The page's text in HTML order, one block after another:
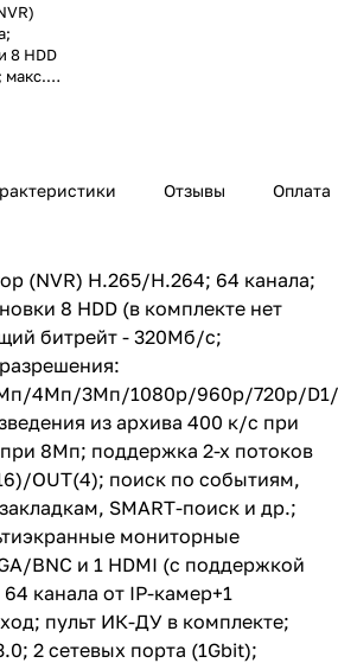
8 HDD
макс.
с;
CIF;
из
и до
и др.;
(с
аудио:
2.0,
со
ПО EZ
P2P
Отзывы Оплата
(NVR) H.265/H.264; 64 канала;
8 HDD (в комплекте нет
битрейт - 320Мб/с;
4Мп/3Мп/1080p/960p/720p/D1/
из архива 400 к/с при
8Мп; поддержка 2-х потоков
OUT(4); поиск по событиям,
SMART-поиск и др.;
мониторные
BNC и 1 HDMI (с поддержкой
канала от IP-камер+1
пульт ИК-ДУ в комплекте;
2 сетевых порта (1Gbit);